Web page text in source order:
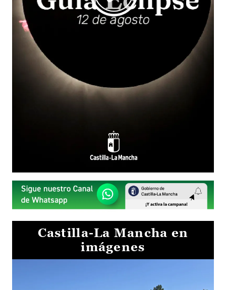
Castilla-La Mancha en
imágenes